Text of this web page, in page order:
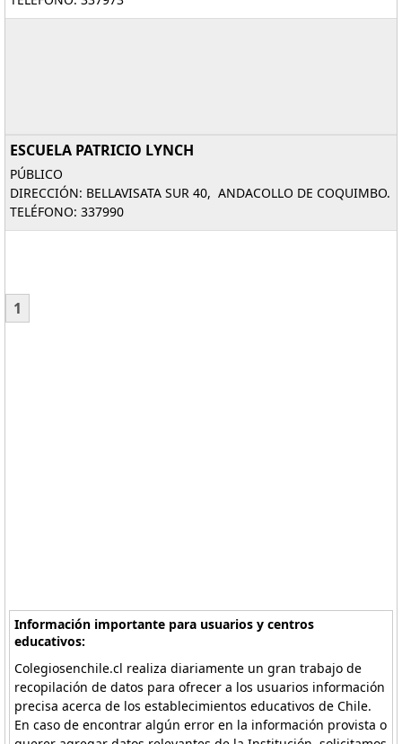
ESCUELA PATRICIO LYNCH
PÚBLICO
DIRECCIÓN: BELLAVISATA SUR 40, ANDACOLLO DE COQUIMBO.
TELÉFONO: 337990
1
Información importante para usuarios y centros
educativos:
Colegiosenchile.cl realiza diariamente un gran trabajo de
recopilación de datos para ofrecer a los usuarios información
precisa acerca de los establecimientos educativos de Chile.
En caso de encontrar algún error en la información provista o